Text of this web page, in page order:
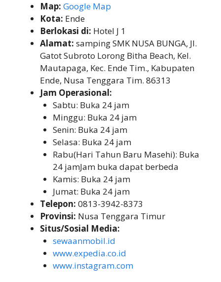
Map: Google Map
Kota: Ende
Berlokasi di: Hotel J 1
Alamat: samping SMK NUSA BUNGA, Jl.
Gatot Subroto Lorong Bitha Beach, Kel.
Mautapaga, Kec. Ende Tim., Kabupaten
Ende, Nusa Tenggara Tim. 86313
Jam Operasional:
Sabtu: Buka 24 jam
Minggu: Buka 24 jam
Senin: Buka 24 jam
Selasa: Buka 24 jam
Rabu(Hari Tahun Baru Masehi): Buka
24 jamJam buka dapat berbeda
Kamis: Buka 24 jam
Jumat: Buka 24 jam
Telepon: 0813-3942-8373
Provinsi: Nusa Tenggara Timur
Situs/Sosial Media:
sewaanmobil.id
www.expedia.co.id
www.instagram.com